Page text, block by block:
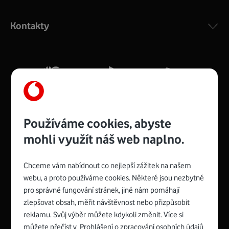
silný signál pro celou domácnost. Kompaktní rozměry 21
Více o COMPAL CH7465VF
Zyxel VMG8623-T50B:
Rozměry modemu jsou 16 x 22 x 7,5 cm (včetně stojánku)
a nabízí 4 gigabitové LAN porty a bezdrátové připojení Wi-
Spojte se s Vodafonem
Kontakty
Používáme cookies, abyste
mohli využít náš web naplno.
Chceme vám nabídnout co nejlepší zážitek na našem
webu, a proto používáme cookies. Některé jsou nezbytné
pro správné fungování stránek, jiné nám pomáhají
zlepšovat obsah, měřit návštěvnost nebo přizpůsobit
reklamu. Svůj výběr můžete kdykoli změnit. Více si
můžete přečíst v Prohlášení o zpracování osobních údajů